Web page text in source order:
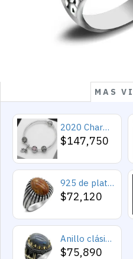
MAS
2020 Charms y cuentas de corazón, pulseras románticas de Cupido de circón rosa, joyería DIY, corazones en toda la prenda
$147,750
925 de plata esterlina Simple personalidad Natural de ágata loco de piedra de los hombres y las mujeres anillos de tendencia Retro turco de los hombres anillos de boda
$72,120
Anillo clásico de plata 925 para hombre con castillo de labradorita Natural, anillo de compromiso Retro Punk auspicioso de Turquía Constantinople
$75,890